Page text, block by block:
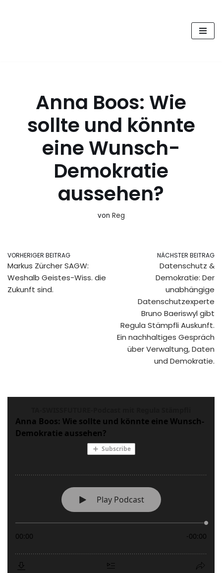
Anna Boos: Wie
sollte und könnte
eine Wunsch-
Demokratie
aussehen?
von Reg
VORHERIGER BEITRAG
Markus Zürcher SAGW:
Weshalb Geistes-Wiss. die
Zukunft sind.
NÄCHSTER BEITRAG
Datenschutz &
Demokratie: Der
unabhängige
Datenschutzexperte
Bruno Baeriswyl gibt
Regula Stämpfli Auskunft.
Ein nachhaltiges Gespräch
über Verwaltung, Daten
und Demokratie.